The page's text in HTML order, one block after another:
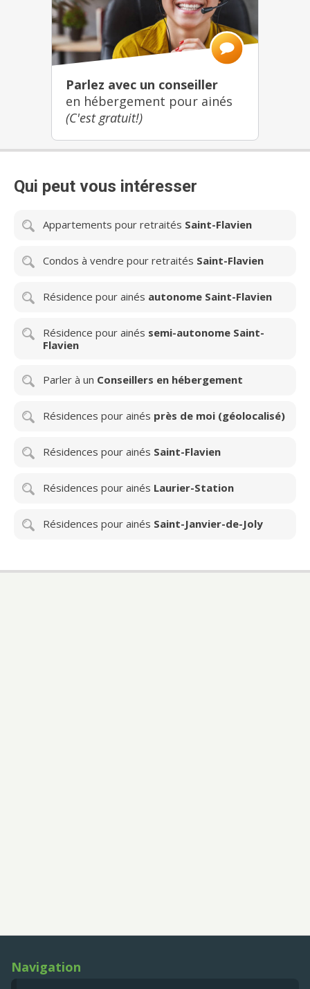
Parlez avec un conseiller
en hébergement pour ainés
(C'est gratuit!)
Qui peut vous intéresser
Appartements pour retraités Saint-Flavien
Condos à vendre pour retraités Saint-Flavien
Résidence pour ainés autonome Saint-Flavien
Résidence pour ainés semi-autonome Saint-
Flavien
Parler à un Conseillers en hébergement
Résidences pour ainés près de moi (géolocalisé)
Résidences pour ainés Saint-Flavien
Résidences pour ainés Laurier-Station
Résidences pour ainés Saint-Janvier-de-Joly
Navigation